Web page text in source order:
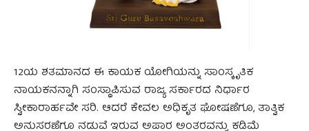
12ಯ ಶತಮಾನದ ಈ ಕಾಯಕ ಯೋಗಿಯನ್ನು ಸಾಂಸ್ಕೃತಿಕ
ನಾಯಕನನ್ನಾಗಿ ಸಂಸ್ಥಾಪಿಸುವ ರಾಜ್ಯ ಸರ್ಕಾರದ ನಿರ್ಧಾರ
ಸ್ವೀಕಾರಾರ್ಹವೇ ಸರಿ. ಆದರೆ ಕೇವಲ ಅಧಿಕೃತ ಘೋಷಣೆಗೂ, ತಾತ್ವಿಕ
ಅನುಸರಣೆಗೂ ನಡುವೆ ಇರುವ ಅಪಾರ ಅಂತರವನ್ನು ಕಡಿಮೆ